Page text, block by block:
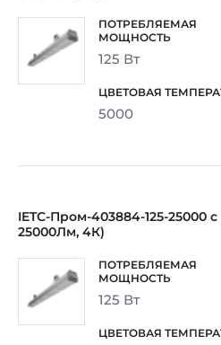
125 Вт
5000
IETC-Пром-403884-125-25000 с
25000Лм, 4К)
125 Вт